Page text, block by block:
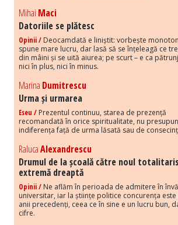
Mihai Maci
Datoriile se plătesc
Opinii / Deocamdată e liniștit: vorbește
spune mare lucru, dar lasă să se înțeleagă ce
din mâini și se uită aiurea; pe scurt – e ca
nici în plus, nici în minus.
Marina Dumitrescu
Urma și urmarea
Eseu / Prezentul continuu, starea de prezență
recomandată în orice spiritualitate, nu
indiferența față de urma lăsată sau de
RalucaAlexandrescu
Drumul de la școală către noul
extremă dreaptă
Opinii / Ne aflăm în perioada de admitere în
universitar, iar la științe politice concurența
anii precedenți, ceea ce în sine e un lucru bun,
cifre.